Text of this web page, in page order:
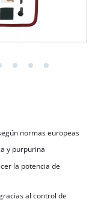
normas europeas
y purpurina
la potencia de
al control de